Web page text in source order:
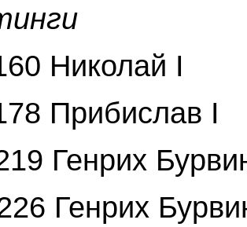
Николай I
Прибислав I
Генрих
Генрих